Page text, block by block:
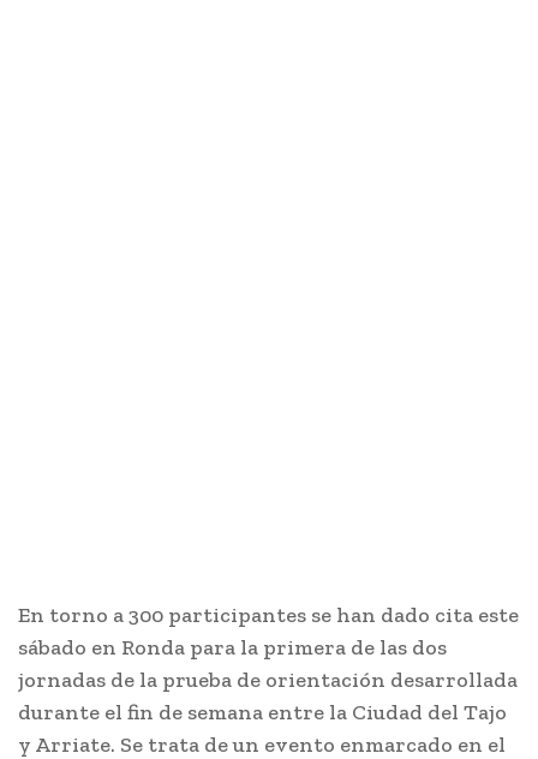
En torno a 300 participantes se han dado cita este
sábado en Ronda para la primera de las dos
jornadas de la prueba de orientación desarrollada
durante el fin de semana entre la Ciudad del Tajo
y Arriate. Se trata de un evento enmarcado en el